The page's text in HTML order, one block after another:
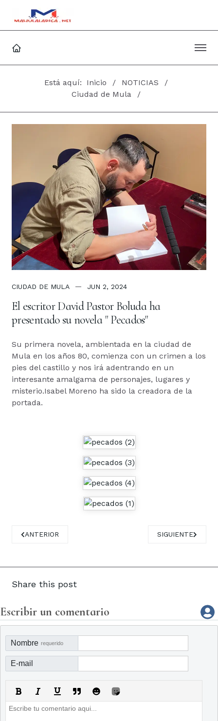
Está aquí: Inicio
NOTICIAS
Ciudad de Mula
CIUDAD DE MULA JUN 2, 2024
El escritor David Pastor Boluda ha
presentado su novela " Pecados"
Su primera novela, ambientada en la ciudad de
Mula en los años 80, comienza con un crimen a los
pies del castillo y nos irá adentrando en un
interesante amalgama de personajes, lugares y
misterio.Isabel Moreno ha sido la creadora de la
portada.
ARTÍCULO ANTERIOR: MULASPORT EN LA FINAL
ANTERIOR ARTÍCULO
SIGUIENTE
Share this post
Escribir un comentario
Nombre requerido
E-mail